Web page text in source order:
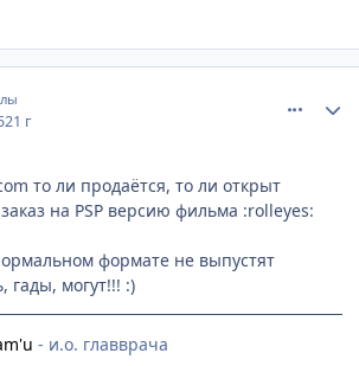
21 г
то ли продаётся, то ли открыт
на PSP версию фильма :rolleyes:
формате не выпустят
гады, могут!!! :)
- и.о. главврача